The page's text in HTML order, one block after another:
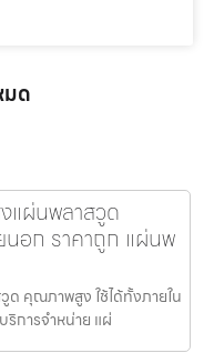
ด
แผ่นพลาสวูด
นอก ราคาถูก แผ่นพ
ด คุณภาพสูง ใช้ได้ทั้งภายใน
การจำหน่าย แผ่